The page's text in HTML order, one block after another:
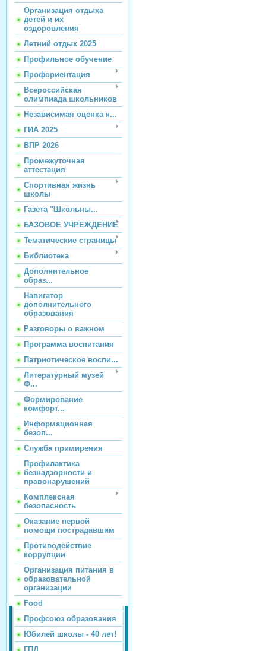
Организация отдыха
детей и их
оздоровления
Летний отдых 2025
Профильное обучение
Профориентация
Всероссийская
олимпиада школьников
Независимая оценка к...
ГИА 2025
ВПР 2026
Промежуточная
аттестация
Спортивная жизнь
школы
Газета "Школьны...
БАЗОВОЕ УЧРЕЖДЕНИЕ
Тематические страницы
Библиотека
Дополнительное
образ...
Навигатор
дополнительного
образования
Разговоры о важном
Программа воспитания
Патриотическое воспи...
Литературный музей
Ф...
Формирование
комфорт...
Информационная
безоп...
Служба примирения
Профилактика
безнадзорности и
правонарушений
Комплексная
безопасность
Оказание первой
помощи пострадавшим
Противодействие
коррупции
Организация питания в
образовательной
организации
Food
Профсоюз образования
Юбилей школы - 40 лет!